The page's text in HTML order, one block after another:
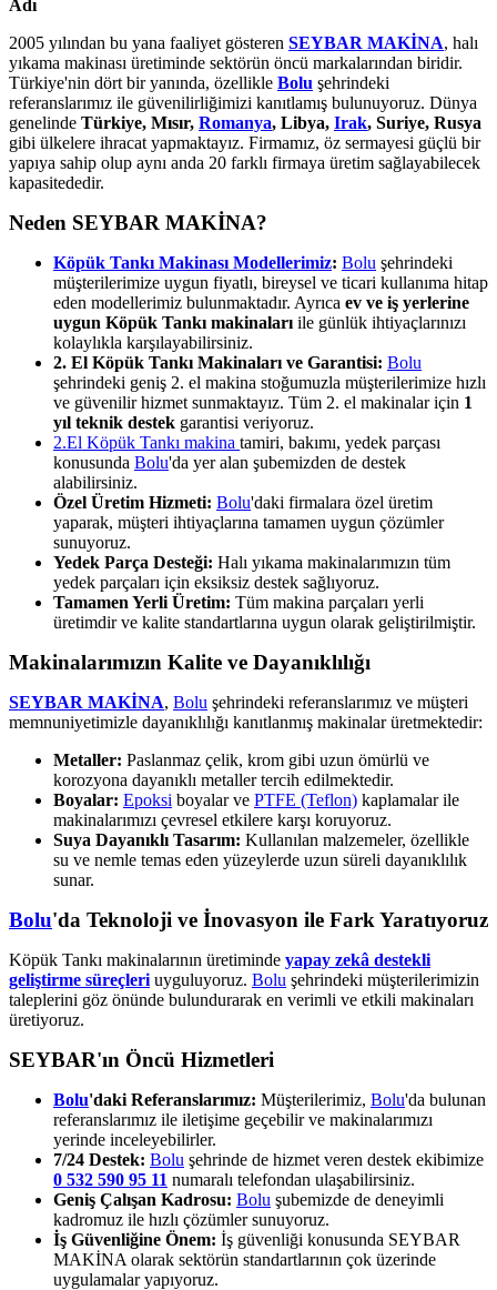
Adı
2005 yılından bu yana faaliyet gösteren SEYBAR MAKİNA, halı
yıkama makinası üretiminde sektörün öncü markalarından biridir.
Türkiye'nin dört bir yanında, özellikle Bolu şehrindeki
referanslarımız ile güvenilirliğimizi kanıtlamış bulunuyoruz. Dünya
genelinde Türkiye, Mısır, Romanya, Libya, Irak, Suriye, Rusya
gibi ülkelere ihracat yapmaktayız. Firmamız, öz sermayesi güçlü bir
yapıya sahip olup aynı anda 20 farklı firmaya üretim sağlayabilecek
kapasitededir.
Neden SEYBAR MAKİNA?
Köpük Tankı Makinası Modellerimiz: Bolu şehrindeki
müşterilerimize uygun fiyatlı, bireysel ve ticari kullanıma hitap
eden modellerimiz bulunmaktadır. Ayrıca ev ve iş yerlerine
uygun Köpük Tankı makinaları ile günlük ihtiyaçlarınızı
kolaylıkla karşılayabilirsiniz.
2. El Köpük Tankı Makinaları ve Garantisi: Bolu
şehrindeki geniş 2. el makina stoğumuzla müşterilerimize hızlı
ve güvenilir hizmet sunmaktayız. Tüm 2. el makinalar için 1
yıl teknik destek garantisi veriyoruz.
2.El Köpük Tankı makina tamiri, bakımı, yedek parçası
konusunda Bolu'da yer alan şubemizden de destek
alabilirsiniz.
Özel Üretim Hizmeti: Bolu'daki firmalara özel üretim
yaparak, müşteri ihtiyaçlarına tamamen uygun çözümler
sunuyoruz.
Yedek Parça Desteği: Halı yıkama makinalarımızın tüm
yedek parçaları için eksiksiz destek sağlıyoruz.
Tamamen Yerli Üretim: Tüm makina parçaları yerli
üretimdir ve kalite standartlarına uygun olarak geliştirilmiştir.
Makinalarımızın Kalite ve Dayanıklılığı
SEYBAR MAKİNA, Bolu şehrindeki referanslarımız ve müşteri
memnuniyetimizle dayanıklılığı kanıtlanmış makinalar üretmektedir:
Metaller: Paslanmaz çelik, krom gibi uzun ömürlü ve
korozyona dayanıklı metaller tercih edilmektedir.
Boyalar: Epoksi boyalar ve PTFE (Teflon) kaplamalar ile
makinalarımızı çevresel etkilere karşı koruyoruz.
Suya Dayanıklı Tasarım: Kullanılan malzemeler, özellikle
su ve nemle temas eden yüzeylerde uzun süreli dayanıklılık
sunar.
Bolu'da Teknoloji ve İnovasyon ile Fark Yaratıyoruz
Köpük Tankı makinalarının üretiminde yapay zekâ destekli
geliştirme süreçleri uyguluyoruz. Bolu şehrindeki müşterilerimizin
taleplerini göz önünde bulundurarak en verimli ve etkili makinaları
üretiyoruz.
SEYBAR'ın Öncü Hizmetleri
Bolu'daki Referanslarımız: Müşterilerimiz, Bolu'da bulunan
referanslarımız ile iletişime geçebilir ve makinalarımızı
yerinde inceleyebilirler.
7/24 Destek: Bolu şehrinde de hizmet veren destek ekibimize
0 532 590 95 11 numaralı telefondan ulaşabilirsiniz.
Geniş Çalışan Kadrosu: Bolu şubemizde de deneyimli
kadromuz ile hızlı çözümler sunuyoruz.
İş Güvenliğine Önem: İş güvenliği konusunda SEYBAR
MAKİNA olarak sektörün standartlarının çok üzerinde
uygulamalar yapıyoruz.